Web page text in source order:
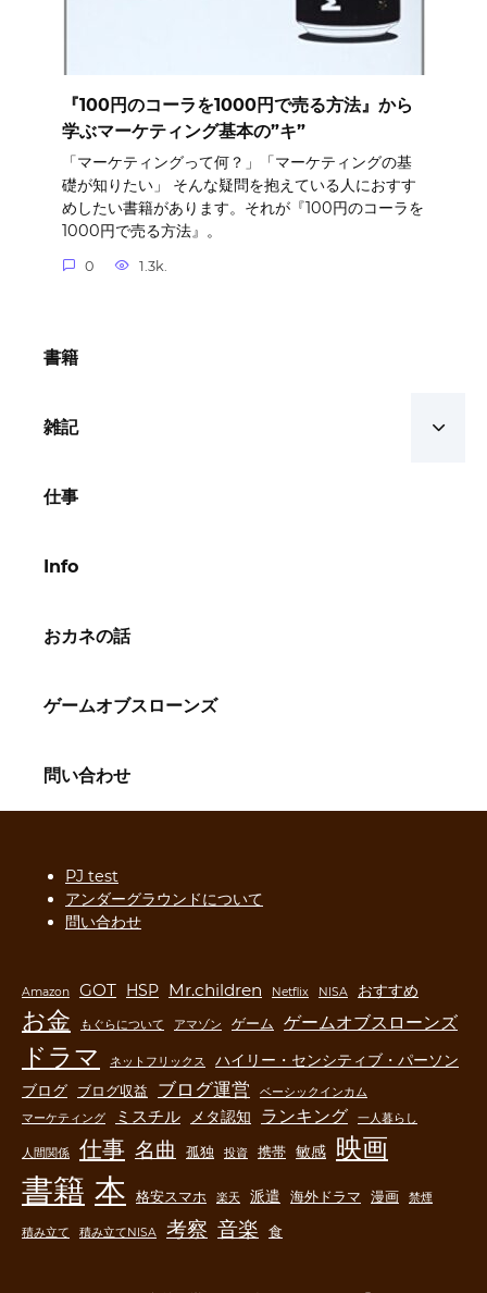
『100円のコーラを1000円で売る方法』から
学ぶマーケティング基本の”キ”
「マーケティングって何？」「マーケティングの基
礎が知りたい」 そんな疑問を抱えている人におすす
めしたい書籍があります。それが『100円のコーラを
1000円で売る方法』。
0 1.3k.
書籍
雑記
仕事
Info
おカネの話
ゲームオブスローンズ
問い合わせ
PJ test
アンダーグラウンドについて
問い合わせ
Amazon GOT HSP Mr.children Netflix NISA おすすめ
お金 もぐらについて アマゾン ゲーム ゲームオブスローンズ
ドラマ ネットフリックス
ハイリー・センシティブ・パーソン
ブログ
ブログ収益 ブログ運営
ベーシックインカム
マーケティング
ミスチル メタ認知 ランキング 一人暮らし
人間関係 仕事 名曲 孤独 投資 携帯 敏感 映画
書籍 本 格安スマホ 楽天 派遣 海外ドラマ 漫画 禁煙
積み立て 積み立てNISA 考察 音楽 食